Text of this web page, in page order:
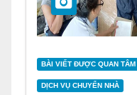
BÀI VIẾT ĐƯỢC QUAN TÂM
DỊCH VỤ CHUYỂN NHÀ